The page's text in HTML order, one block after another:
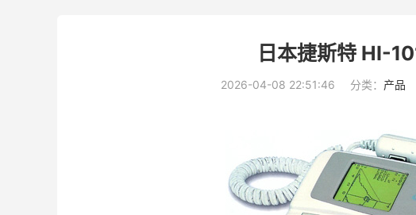
日本捷斯特 HI-
2026-04-08 22:51:46 分类： 产品